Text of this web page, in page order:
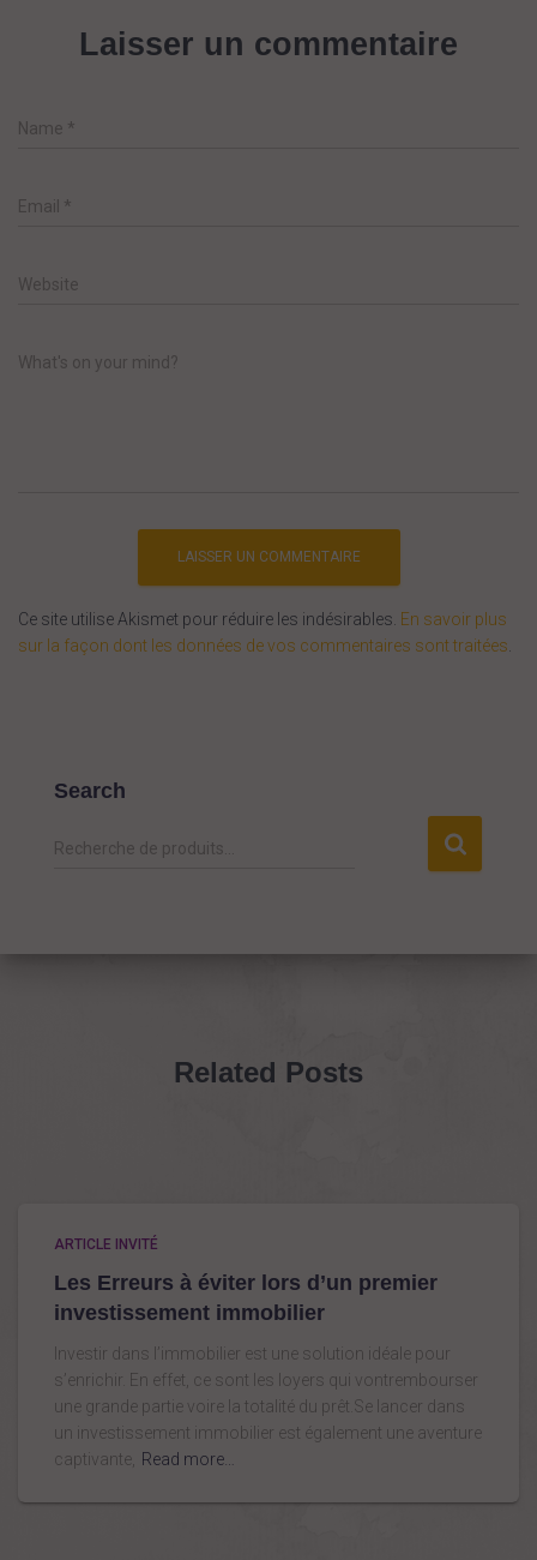
Laisser un commentaire
Name *
Email *
Website
What's on your mind?
Ce site utilise Akismet pour réduire les indésirables. En savoir plus
sur la façon dont les données de vos commentaires sont traitées
Search
RRecherche de produits…
Related Posts
ARTICLE INVITÉ
Les Erreurs à éviter lors d’un premier
investissement immobilier
Investir dans l’immobilier est une solution idéale pour
s’enrichir. En effet, ce sont les loyers qui vontrembourser
une grande partie voire la totalité du prêt.Se lancer dans
un investissement immobilier est également une aventure
captivante, Read more…